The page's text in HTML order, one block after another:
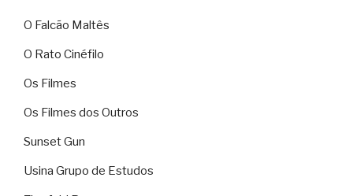
O Falcão Maltês
O Rato Cinéfilo
Os Filmes
Os Filmes dos Outros
Sunset Gun
Usina Grupo de Estudos